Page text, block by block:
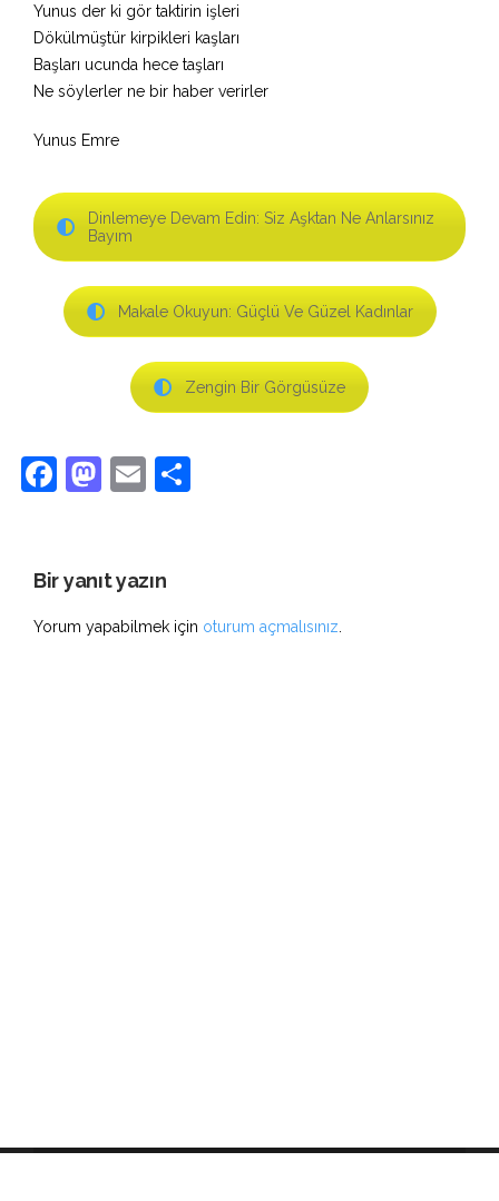
Yunus der ki gör taktirin işleri
Dökülmüştür kirpikleri kaşları
Başları ucunda hece taşları
Ne söylerler ne bir haber verirler
Yunus Emre
Dinlemeye Devam Edin: Siz Aşktan Ne Anlarsınız
Bayım
Makale Okuyun: Güçlü Ve Güzel Kadınlar
Zengin Bir Görgüsüze
Facebook
Mastodon
Email
Bir yanıt yazın
Yorum yapabilmek için oturum açmalısınız